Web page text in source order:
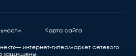
Карта сайта
интернет-гипермаркет сетевого
защищены.